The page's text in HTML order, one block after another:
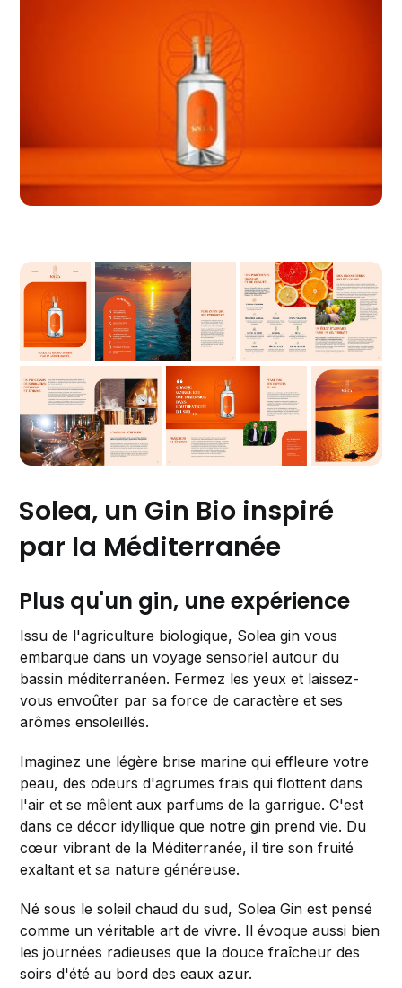
Solea, un Gin Bio inspiré
par la Méditerranée
Plus qu'un gin, une expérience
Issu de l'agriculture biologique, Solea gin vous
embarque dans un voyage sensoriel autour du
bassin méditerranéen. Fermez les yeux et laissez-
vous envoûter par sa force de caractère et ses
arômes ensoleillés.
Imaginez une légère brise marine qui effleure votre
peau, des odeurs d'agrumes frais qui flottent dans
l'air et se mêlent aux parfums de la garrigue. C'est
dans ce décor idyllique que notre gin prend vie. Du
cœur vibrant de la Méditerranée, il tire son fruité
exaltant et sa nature généreuse.
Né sous le soleil chaud du sud, Solea Gin est pensé
comme un véritable art de vivre. Il évoque aussi bien
les journées radieuses que la douce fraîcheur des
soirs d'été au bord des eaux azur.